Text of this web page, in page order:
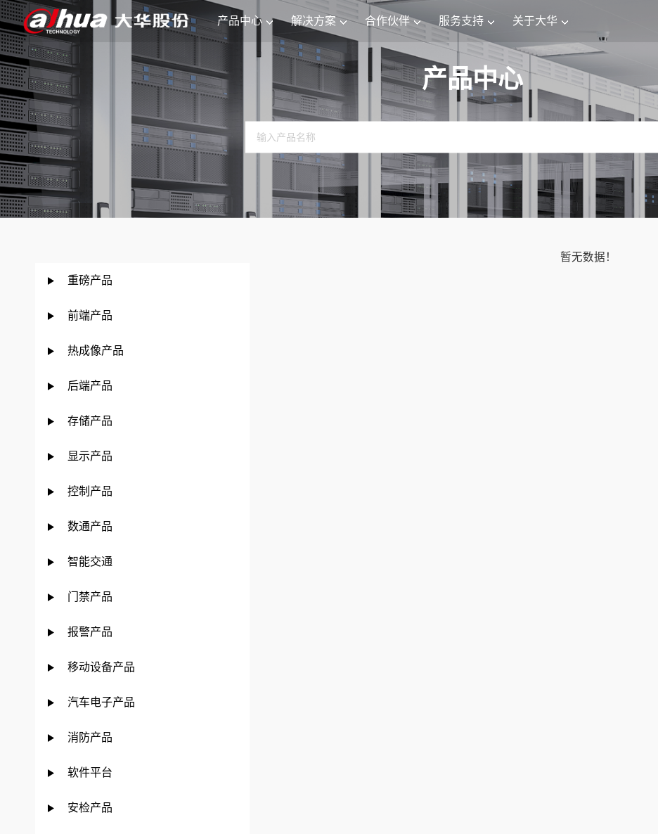
产品中心 解决方案 合作伙伴 服务支持 关于大华
产品中心
重磅产品
前端产品
热成像产品
后端产品
存储产品
显示产品
控制产品
数通产品
智能交通
门禁产品
报警产品
移动设备产品
汽车电子产品
消防产品
软件平台
安检产品
暂无数据！